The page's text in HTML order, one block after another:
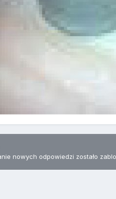
nowych odpowiedzi zostało